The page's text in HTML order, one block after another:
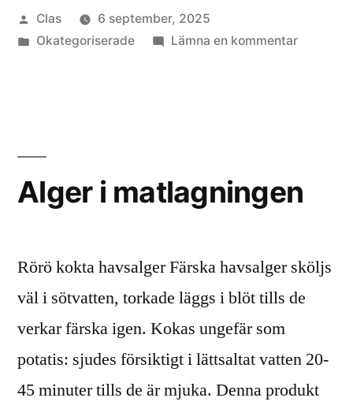
Publicerat
av
Clas
6 september, 2025
Publicerat
Okategoriserade Lämna en kommentartill
Alger i matlagningen
Rörö kokta havsalger Färska havsalger sköljs
väl i sötvatten, torkade läggs i blöt tills de
verkar färska igen. Kokas ungefär som
potatis: sjudes försiktigt i lättsaltat vatten 20-
45 minuter tills de är mjuka. Denna produkt